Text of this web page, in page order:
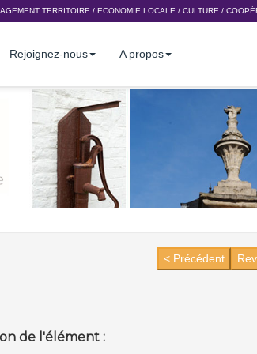
TERRITOIRE / ECONOMIE LOCALE / CULTURE /
Rejoignez-nous A propos
< Précédent
de l'élément :